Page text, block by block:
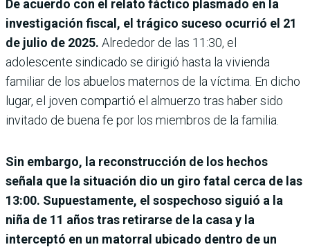
De acuerdo con el relato fáctico plasmado en la
investigación fiscal, el trágico suceso ocurrió el 21
de julio de 2025. Alrededor de las 11:30, el
adolescente sindicado se dirigió hasta la vivienda
familiar de los abuelos maternos de la víctima. En dicho
lugar, el joven compartió el almuerzo tras haber sido
invitado de buena fe por los miembros de la familia.
Sin embargo, la reconstrucción de los hechos
señala que la situación dio un giro fatal cerca de las
13:00. Supuestamente, el sospechoso siguió a la
niña de 11 años tras retirarse de la casa y la
interceptó en un matorral ubicado dentro de un